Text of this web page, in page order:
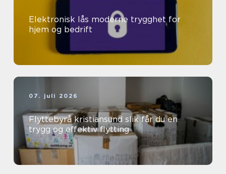
Elektronisk lås moderne trygghet for
hjem og bedrift
07. juli 2026
Flyttebyrå kristiansund slik får du en
trygg og effektiv flytting